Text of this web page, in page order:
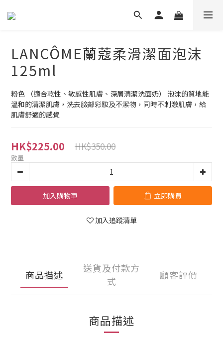
LANCÔME蘭蔻柔滑潔面泡沫
125ml
粉色 （適合乾性、敏感性肌膚、深層清潔洗面奶） 泡‮的沫‬質地能
溫和的清‮肌潔‬膚，洗去臉部彩‮及妝‬不潔物，同時‮刺不‬激肌膚，給
肌‮舒膚‬適的感覺
HK$225.00 HK$350.00
數量
加入購物車 立即購買
加入追蹤清單
商品描述
送貨及付款方
式
顧客評價
商品描述